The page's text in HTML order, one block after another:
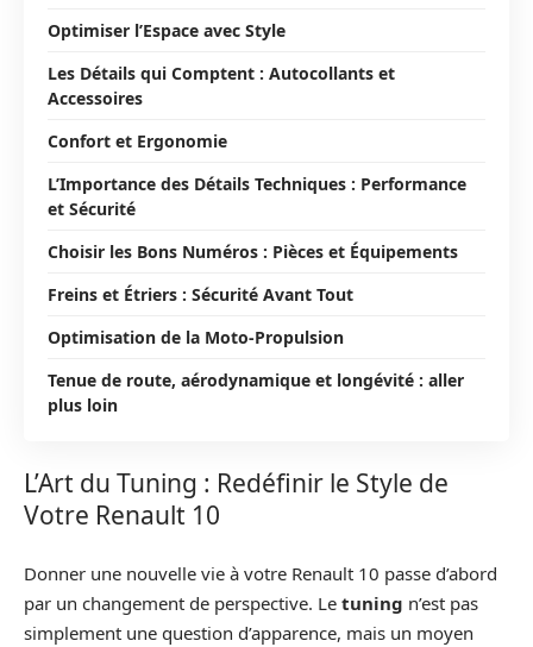
Optimiser l’Espace avec Style
Les Détails qui Comptent : Autocollants et
Accessoires
Confort et Ergonomie
L’Importance des Détails Techniques : Performance
et Sécurité
Choisir les Bons Numéros : Pièces et Équipements
Freins et Étriers : Sécurité Avant Tout
Optimisation de la Moto-Propulsion
Tenue de route, aérodynamique et longévité : aller
plus loin
L’Art du Tuning : Redéfinir le Style de
Votre Renault 10
Donner une nouvelle vie à votre Renault 10 passe d’abord
par un changement de perspective. Le tuning n’est pas
simplement une question d’apparence, mais un moyen